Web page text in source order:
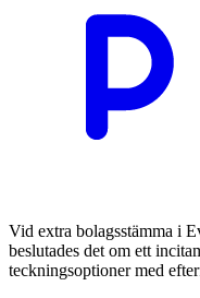
Vid extra bolagsstämma i
beslutades det om ett
teckningsoptioner med